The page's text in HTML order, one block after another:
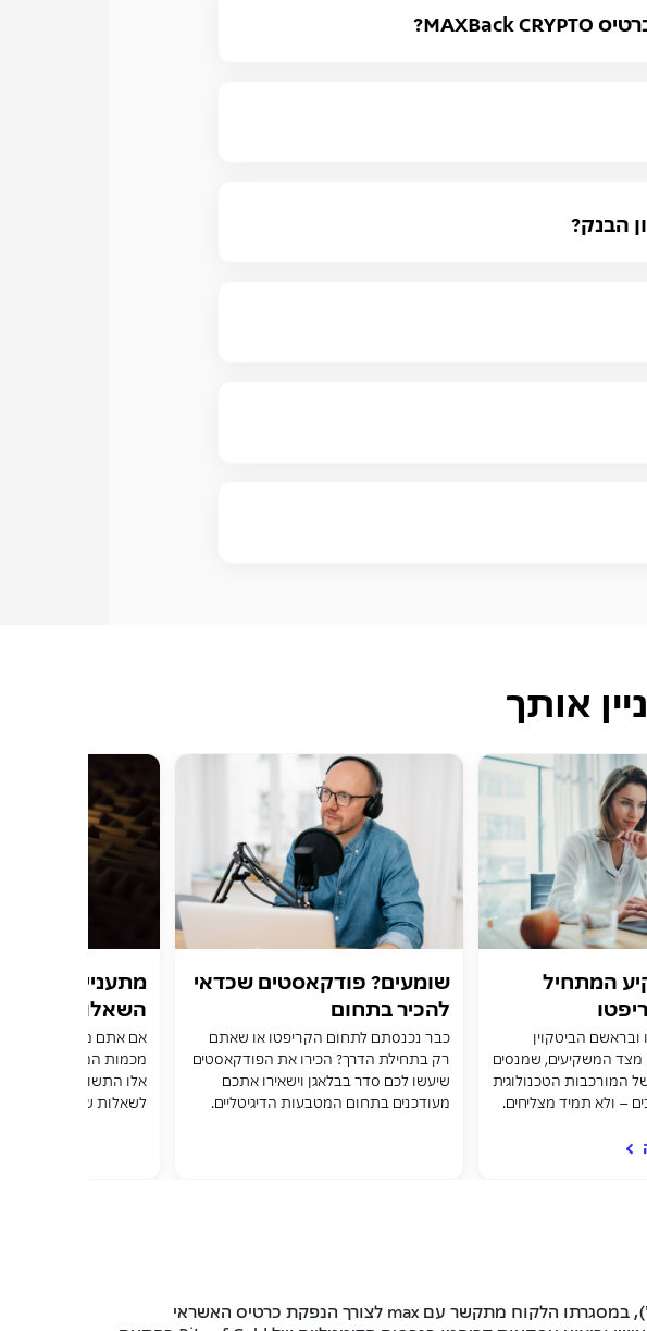
הבנק?
אותך
המתחיל
הביטקוין
מצד המשקיעים, שמנסים
המורכבות הטכנולוגית
– ולא תמיד מצליחים.
לראשונה בישראל -
שומעים? פודקאסטים שכדאי
להכיר בתחום
הקריפטו-ביטקוין
כבר נכנסתם לתחום הקריפטו או שאתם
רק בתחילת הדרך? הכירו את הפודקאסטים
שיעשו לכם סדר בבלאגן וישאירו אתכם
מעודכנים בתחום המטבעות הדיגיטליים.
מתעניינים
השאלות
שכיחות
אם אתם מתעניינים
מכמות המידע ושטף
לשאלות שכל
במסגרתו הלקוח מתקשר עםmax לצורך הנפקת כרטיס האשראי